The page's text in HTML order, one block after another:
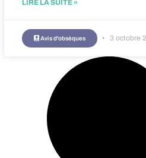
LIRE LA SUITE »
Avis d'obsèques 3 octobre